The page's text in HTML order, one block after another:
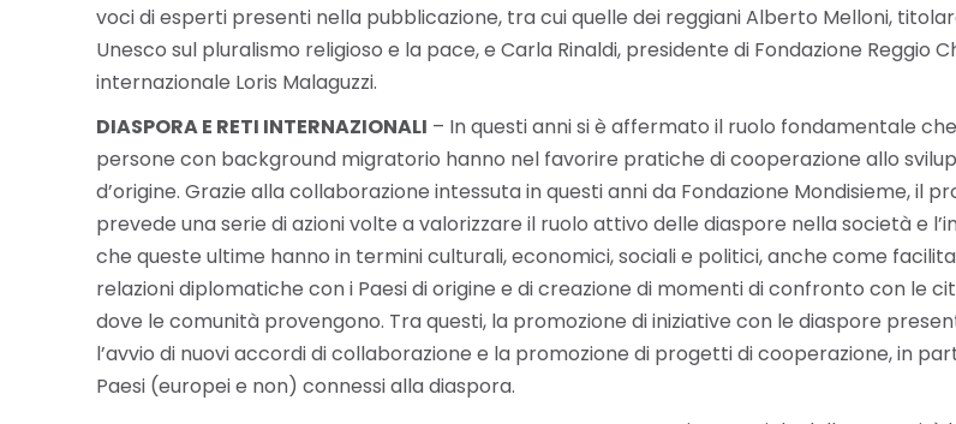
voci di esperti presenti nella pubblicazione, tra cui quelle dei reggiani Alberto Melloni,
Unesco sul pluralismo religioso e la pace, e Carla Rinaldi, presidente di Fondazione Reggio
internazionale Loris Malaguzzi.
DIASPORA E RETI INTERNAZIONALI – In questi anni si è affermato il ruolo fondamentale
persone con background migratorio hanno nel favorire pratiche di cooperazione allo
d’origine. Grazie alla collaborazione intessuta in questi anni da Fondazione Mondisieme, il
prevede una serie di azioni volte a valorizzare il ruolo attivo delle diaspore nella società e
che queste ultime hanno in termini culturali, economici, sociali e politici, anche come
relazioni diplomatiche con i Paesi di origine e di creazione di momenti di confronto con le
dove le comunità provengono. Tra questi, la promozione di iniziative con le diaspore
l’avvio di nuovi accordi di collaborazione e la promozione di progetti di cooperazione, in
Paesi (europei e non) connessi alla diaspora.